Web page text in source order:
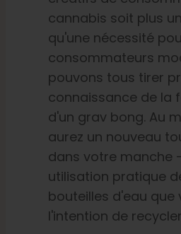
cannabis soit plus
qu'une nécessité
consommateurs
pouvons tous tirer
connaissance de la
d'un grav bong. Au
aurez un nouveau
dans votre manche
utilisation pratique
bouteilles d'eau que
l'intention de